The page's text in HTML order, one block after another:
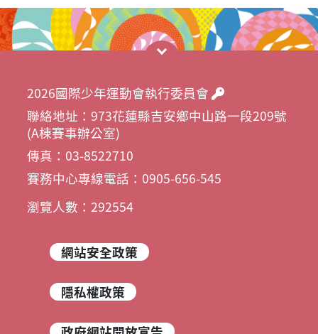
2026國際少年運動會執行委員會
聯絡地址：973花蓮縣吉安鄉中山路一段209號
(A棟賽事辦公室)
傳真：03-8522710
賽務中心專線電話：0905-656-545
瀏覽人數：292554
網站安全政策
隱私權政策